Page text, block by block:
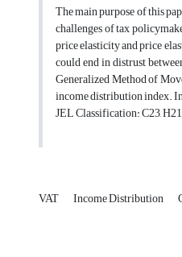
The main purpose of this
challenges of tax
price elasticity and price
could end in distrust
Generalized Method of
income distribution index.
JEL Classification: C23,
VAT Income Distribution